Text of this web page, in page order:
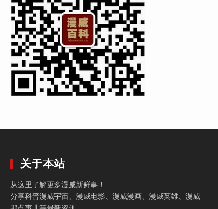
关于本站
从这里了解更多漫威新鲜事！
分享科普漫威宇宙、漫威电影、漫威漫画、漫威英雄、漫威